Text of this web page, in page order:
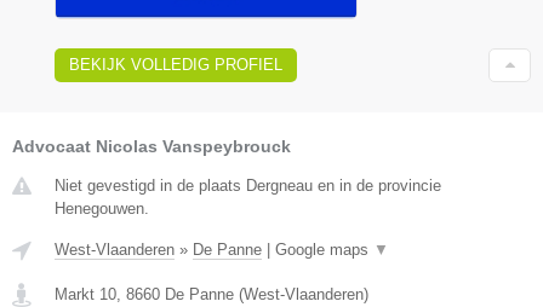
BEKIJK VOLLEDIG PROFIEL
Advocaat Nicolas Vanspeybrouck
Niet gevestigd in de plaats Dergneau en in de provincie
Henegouwen.
West-Vlaanderen » De Panne Google maps ▼
Markt 10 8660 De Panne (West-Vlaanderen)